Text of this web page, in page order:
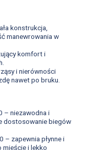
konstrukcja,
manewrowania w
komfort i
i nierówności
nawet po bruku.
– niezawodna i
dostosowanie biegów
– zapewnia płynne i
mieście i lekko